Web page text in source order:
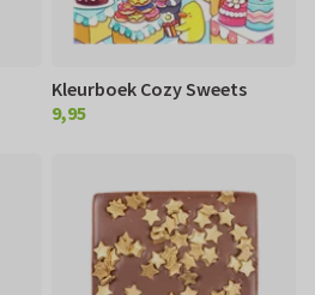
Kleurboek Cozy Sweets
€ 9,95
9,95